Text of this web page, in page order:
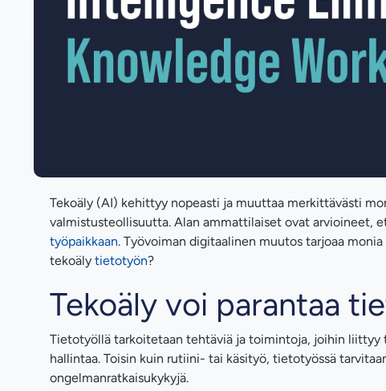
Tekoäly (AI) kehittyy nopeasti ja muuttaa merkittävästi
valmistusteollisuutta. Alan ammattilaiset ovat arvioineet,
työpaikkaan. Työvoiman digitaalinen muutos tarjoaa
tekoäly tietotyön?
Tekoäly voi parantaa
Tietotyöllä tarkoitetaan tehtäviä ja toimintoja, joihin liittyy
hallintaa. Toisin kuin rutiini- tai käsityö, tietotyössä
ongelmanratkaisukykyjä.